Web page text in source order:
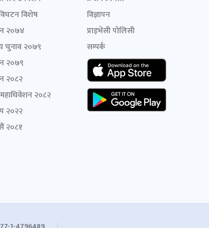
विशेष
२०७४
चुनाव २०७९
२०७९
२०८२
२०८२
२०२२
२०८१
विज्ञापन
प्राइभेसी पोलिसी
सम्पर्क